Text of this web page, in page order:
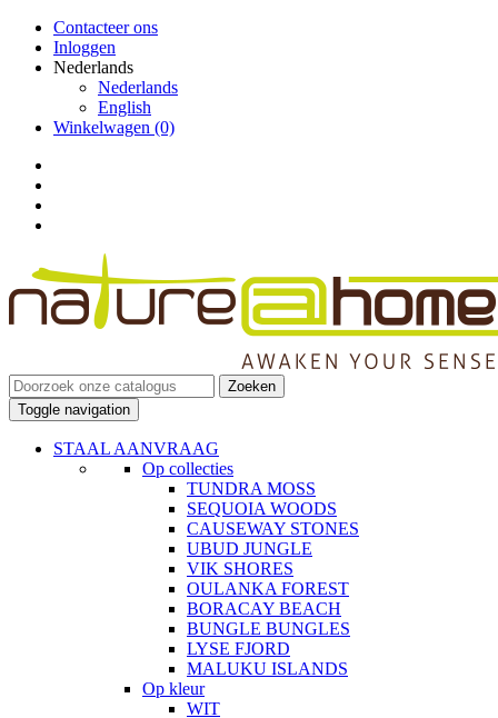
Contacteer ons
Inloggen
Nederlands
Nederlands
English
Winkelwagen (0)
Zoeken
Toggle navigation
STAAL AANVRAAG
Op collecties
TUNDRA MOSS
SEQUOIA WOODS
CAUSEWAY STONES
UBUD JUNGLE
VIK SHORES
OULANKA FOREST
BORACAY BEACH
BUNGLE BUNGLES
LYSE FJORD
MALUKU ISLANDS
Op kleur
WIT